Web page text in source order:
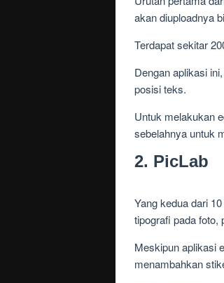
akan diuploadnya
Terdapat sekitar
Dengan aplikasi
posisi teks.
Untuk melakukan
sebelahnya untuk
2. PicLab
Yang kedua dari
tipografi pada foto,
Meskipun aplikasi
menambahkan